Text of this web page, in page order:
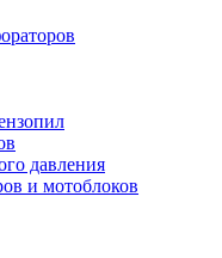
давления
и мотоблоков